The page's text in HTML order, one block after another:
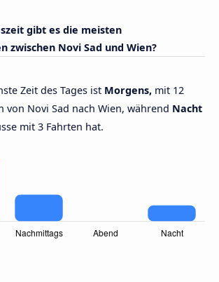
gibt es die meisten
zwischen Novi Sad und Wien?
Zeit des Tages ist Morgens, mit 12
von Novi Sad nach Wien, während Nacht
mit 3 Fahrten hat.